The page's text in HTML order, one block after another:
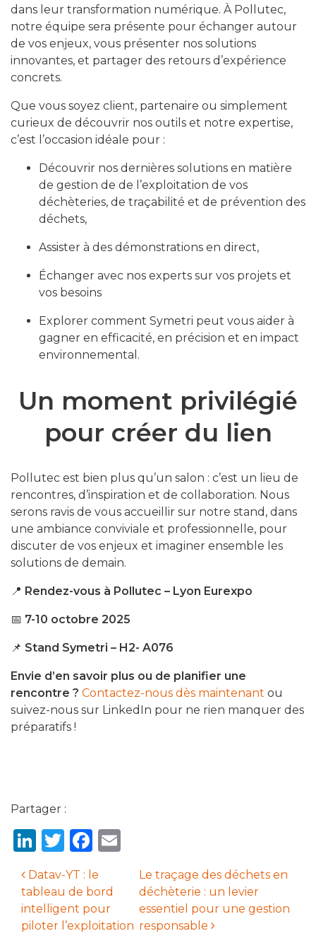
dans leur transformation numérique. À Pollutec,
notre équipe sera présente pour échanger autour
de vos enjeux, vous présenter nos solutions
innovantes, et partager des retours d’expérience
concrets.
Que vous soyez client, partenaire ou simplement
curieux de découvrir nos outils et notre expertise,
c’est l’occasion idéale pour :
Découvrir nos dernières solutions en matière
de gestion de de l’exploitation de vos
déchèteries, de traçabilité et de prévention des
déchets,
Assister à des démonstrations en direct,
Échanger avec nos experts sur vos projets et
vos besoins
Explorer comment Symetri peut vous aider à
gagner en efficacité, en précision et en impact
environnemental.
Un moment privilégié
pour créer du lien
Pollutec est bien plus qu’un salon : c’est un lieu de
rencontres, d’inspiration et de collaboration. Nous
serons ravis de vous accueillir sur notre stand, dans
une ambiance conviviale et professionnelle, pour
discuter de vos enjeux et imaginer ensemble les
solutions de demain.
📍 Rendez-vous à Pollutec – Lyon Eurexpo
📅 7-10 octobre 2025
📌 Stand Symetri – H2- A076
Envie d’en savoir plus ou de planifier une
rencontre ? Contactez-nous dès maintenant ou
suivez-nous sur LinkedIn pour ne rien manquer des
préparatifs !
Partager :
LinkedIn
Twitter
Facebook
Navigation des articles
Datav-YT : le
tableau de bord
intelligent pour
piloter l’exploitation
Le traçage des déchets en
déchèterie : un levier
essentiel pour une gestion
responsable